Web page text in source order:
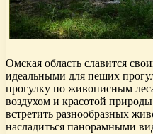
Омская область славится
идеальными для пеших
прогулку по живописным
воздухом и красотой
встретить разнообразных
насладиться панорамными